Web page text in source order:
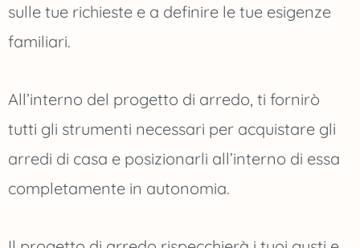
sulle tue richieste e a definire le tue esigenze
familiari.
All’interno del progetto di arredo, ti fornirò
tutti gli strumenti necessari per acquistare gli
arredi di casa e posizionarli all’interno di essa
completamente in autonomia.